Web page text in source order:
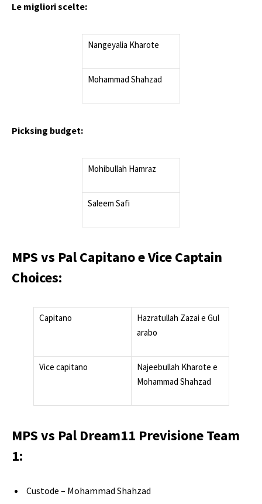
Le migliori scelte:
Nangeyalia Kharote
Mohammad Shahzad
Picksing budget:
Mohibullah Hamraz
Saleem Safi
MPS vs Pal Capitano e Vice Captain
Choices:
Capitano
Hazratullah Zazai e Gul
arabo
Vice capitano
Najeebullah Kharote e
Mohammad Shahzad
MPS vs Pal Dream11 Previsione Team
1:
Custode – Mohammad Shahzad